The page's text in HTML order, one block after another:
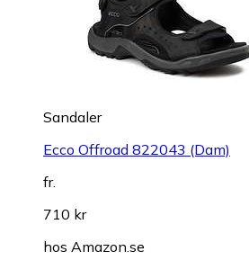
Sandaler
Ecco Offroad 822043 (Dam)
fr.
710 kr
hos Amazon.se